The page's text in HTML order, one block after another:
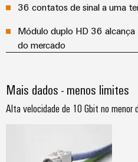
36 contatos de sinal a uma
Módulo duplo HD 36
do mercado
Mais dados - menos limites
Alta velocidade de 10 Gbit no menor